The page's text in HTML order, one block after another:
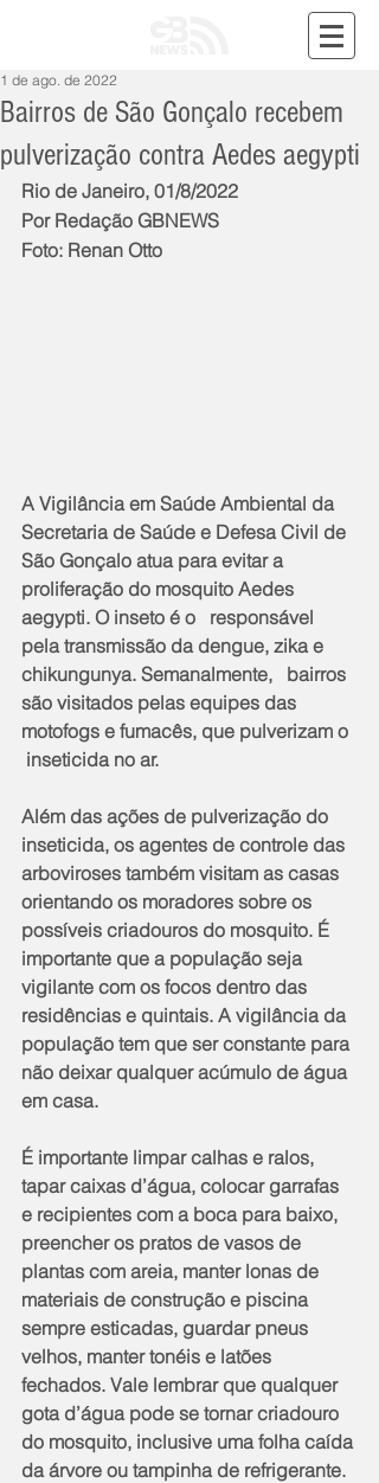
Bairros de São Gonçalo recebem
pulverização contra Aedes aegypti
1 de ago. de 2022
Rio de Janeiro, 01/8/2022
Por Redação GBNEWS
Foto: Renan Otto
A Vigilância em Saúde Ambiental da
Secretaria de Saúde e Defesa Civil de
São Gonçalo atua para evitar a
proliferação do mosquito Aedes
aegypti. O inseto é o   responsável
pela transmissão da dengue, zika e
chikungunya. Semanalmente,   bairros
são visitados pelas equipes das
motofogs e fumacês, que pulverizam o
inseticida no ar.
Além das ações de pulverização do
inseticida, os agentes de controle das
arboviroses também visitam as casas
orientando os moradores sobre os
possíveis criadouros do mosquito. É
importante que a população seja
vigilante com os focos dentro das
residências e quintais. A vigilância da
população tem que ser constante para
não deixar qualquer acúmulo de água
em casa.
É importante limpar calhas e ralos,
tapar caixas d’água, colocar garrafas
e recipientes com a boca para baixo,
preencher os pratos de vasos de
plantas com areia, manter lonas de
materiais de construção e piscina
sempre esticadas, guardar pneus
velhos, manter tonéis e latões
fechados. Vale lembrar que qualquer
gota d’água pode se tornar criadouro
do mosquito, inclusive uma folha caída
da árvore ou tampinha de refrigerante.